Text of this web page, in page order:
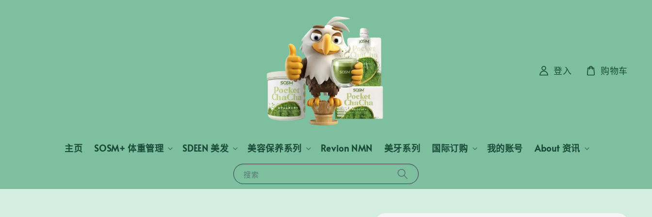
搜索
主页 SOSM+ 体重管理 SDEEN 美发 美容保养系列 Revion NMN 美牙系列 国际订购 我的账号 About 资讯
登入 购物车